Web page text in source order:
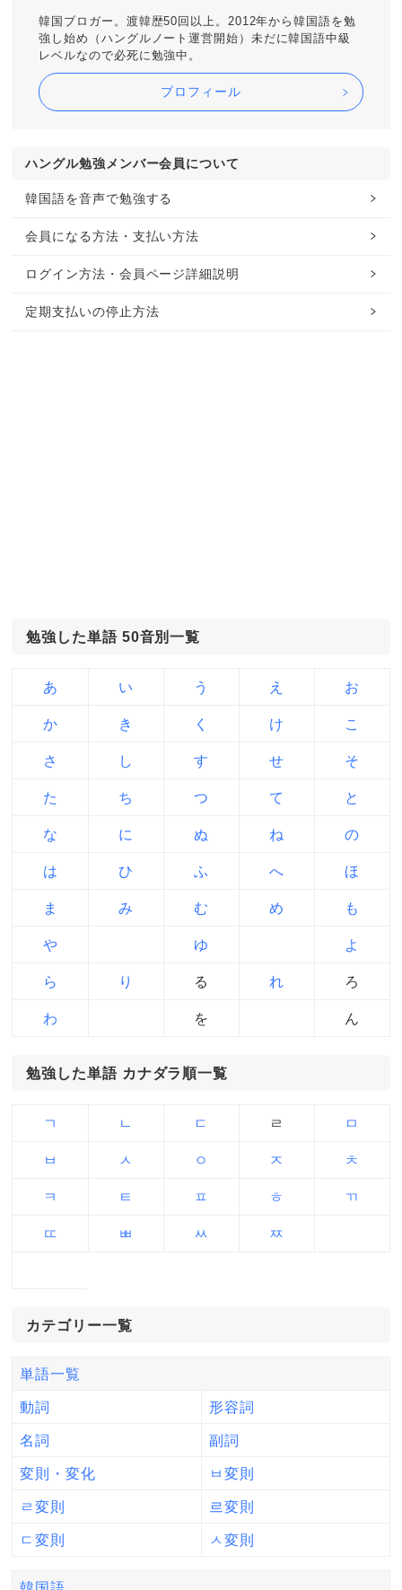
韓国ブロガー。渡韓歴50回以上。2012年から韓国語を勉
強し始め（ハングルノート運営開始）未だに韓国語中級
レベルなので必死に勉強中。
プロフィール
ハングル勉強メンバー会員について
韓国語を音声で勉強する
会員になる方法・支払い方法
ログイン方法・会員ページ詳細説明
定期支払いの停止方法
勉強した単語 50音別一覧
あ い う え お
か き く け こ
さ し す せ そ
た ち つ て と
な に ぬ ね の
は ひ ふ へ ほ
ま み む め も
や ゆ よ
ら り る れ ろ
わ を ん
勉強した単語 カナダラ順一覧
ㄱ ㄴ ㄷ ㄹ ㅁ
ㅂ ㅅ ㅇ ㅈ ㅊ
ㅋ ㅌ ㅍ ㅎ ㄲ
ㄸ ㅃ ㅆ ㅉ
カテゴリー一覧
単語一覧
動詞 形容詞
名詞 副詞
変則・変化 ㅂ変則
ㄹ変則 르変則
ㄷ変則 ㅅ変則